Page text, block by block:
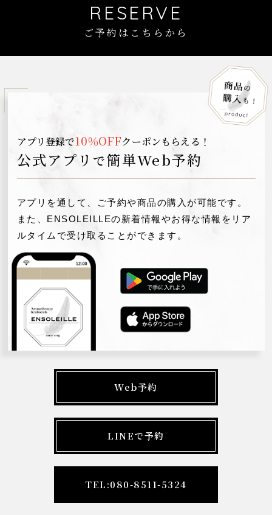
RESERVE
ご予約はこちらから
アプリ登録で10％OFFクーポンもらえる！
公式アプリ で簡単Web予約
アプリを通して、ご予約や商品の購入が可能です。
また、ENSOLEILLEの新着情報やお得な情報を リア
ルタイムで受け取ることができます。
Web予約
LINEで予約
TEL:080-8511-5324